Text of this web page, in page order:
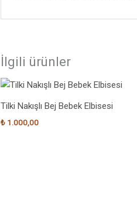
İlgili ürünler
Tilki Nakışlı Bej Bebek Elbisesi
₺ 1.000,00